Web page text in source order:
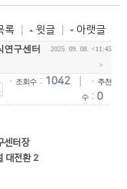
록 윗글 아랫글
연구센터
2025. 09. 08. <11:45
>
· 조회수: 1042 · 추천
수: 0
센터장
대전환 2